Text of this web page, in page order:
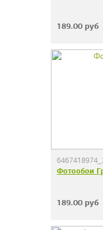
189.00руб
Фотообои
189.00руб